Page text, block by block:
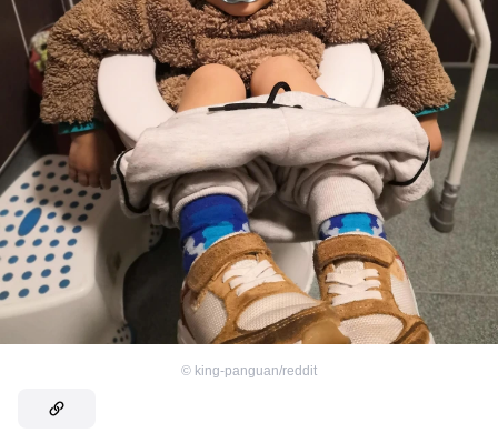
© king-panguan/reddit